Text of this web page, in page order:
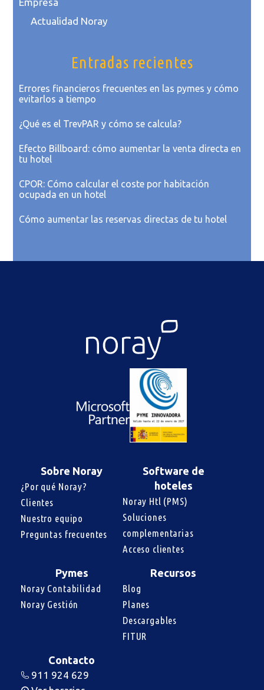
Actualidad Noray
Entradas recientes
Errores financieros frecuentes en las pymes y cómo
evitarlos a tiempo
¿Qué es el TrevPAR y cómo se calcula?
Efecto Billboard: cómo aumentar la venta directa en
tu hotel
CPOR: Cómo calcular el coste por habitación
ocupada en un hotel
Cómo aumentar las reservas directas de tu hotel
Sobre Noray
¿Por qué Noray?
Clientes
Nuestro equipo
Preguntas frecuentes
Software de
hoteles
Noray Htl (PMS)
Soluciones
complementarias
Acceso clientes
Pymes
Noray Contabilidad
Noray Gestión
Recursos
Blog
Planes
Descargables
FITUR
Contacto
911 924 629